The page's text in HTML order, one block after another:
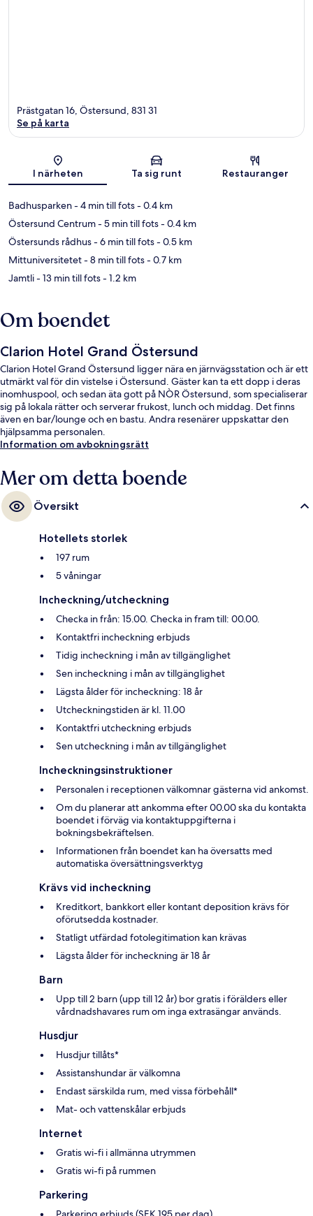
Karta
Prästgatan 16, Östersund, 831 31
Se på karta
I närheten Ta sig runt Restauranger
Badhusparken- 4 min till fots- 0.4 km
Östersund Centrum- 5 min till fots- 0.4 km
Östersunds rådhus- 6 min till fots- 0.5 km
Mittuniversitetet- 8 min till fots- 0.7 km
Jamtli- 13 min till fots- 1.2 km
Om boendet
Clarion Hotel Grand Östersund
Clarion Hotel Grand Östersund ligger nära en järnvägsstation och är ett
utmärkt val för din vistelse i Östersund. Gäster kan ta ett dopp i deras
inomhuspool, och sedan äta gott på NÒR Östersund, som specialiserar
sig på lokala rätter och serverar frukost, lunch och middag. Det finns
även en bar/lounge och en bastu. Andra resenärer uppskattar den
hjälpsamma personalen.
Information om avbokningsrätt
Mer om detta boende
Översikt
Hotellets storlek
197 rum
5 våningar
Incheckning/utcheckning
Checka in från: 15.00. Checka in fram till: 00.00.
Kontaktfri incheckning erbjuds
Tidig incheckning i mån av tillgänglighet
Sen incheckning i mån av tillgänglighet
Lägsta ålder för incheckning: 18 år
Utcheckningstiden är kl. 11.00
Kontaktfri utcheckning erbjuds
Sen utcheckning i mån av tillgänglighet
Incheckningsinstruktioner
Personalen i receptionen välkomnar gästerna vid ankomst.
Om du planerar att ankomma efter 00.00 ska du kontakta
boendet i förväg via kontaktuppgifterna i
bokningsbekräftelsen.
Informationen från boendet kan ha översatts med
automatiska översättningsverktyg
Krävs vid incheckning
Kreditkort, bankkort eller kontant deposition krävs för
oförutsedda kostnader.
Statligt utfärdad fotolegitimation kan krävas
Lägsta ålder för incheckning är 18 år
Barn
Upp till 2 barn (upp till 12 år) bor gratis i förälders eller
vårdnadshavares rum om inga extrasängar används.
Husdjur
Husdjur tillåts*
Assistanshundar är välkomna
Endast särskilda rum, med vissa förbehåll*
Mat- och vattenskålar erbjuds
Internet
Gratis wi-fi i allmänna utrymmen
Gratis wi-fi på rummen
Parkering